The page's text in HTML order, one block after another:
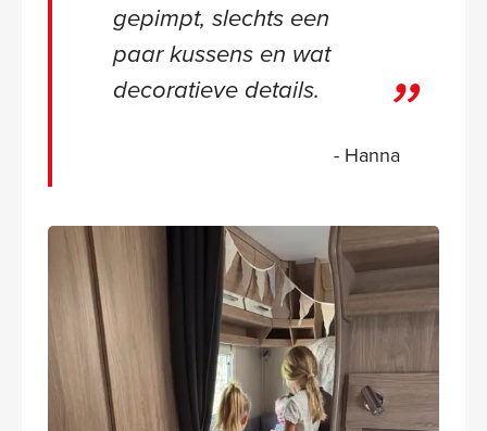
gepimpt, slechts een
paar kussens en wat
decoratieve details.
- Hanna